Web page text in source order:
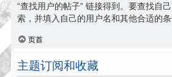
“查找用户的帖子” 链接得到。要查找自
索，并填入自己的用户名和其他合适的条
页首
主题订阅和收藏